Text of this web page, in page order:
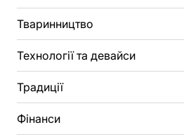
Тваринництво
Технології та девайси
Традиції
Фінанси